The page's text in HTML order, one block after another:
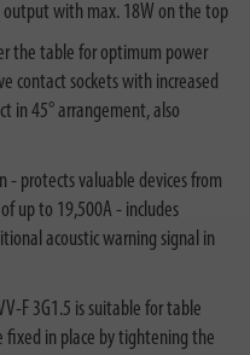
output with max. 18W on the top
the table for optimum power
contact sockets with increased
in 45° arrangement, also
- protects valuable devices from
up to 19,500A - includes
acoustic warning signal in
F 3G1.5 is suitable for table
fixed in place by tightening the